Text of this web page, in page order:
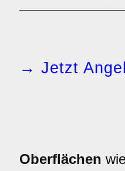
→ Jetzt
Oberflächen